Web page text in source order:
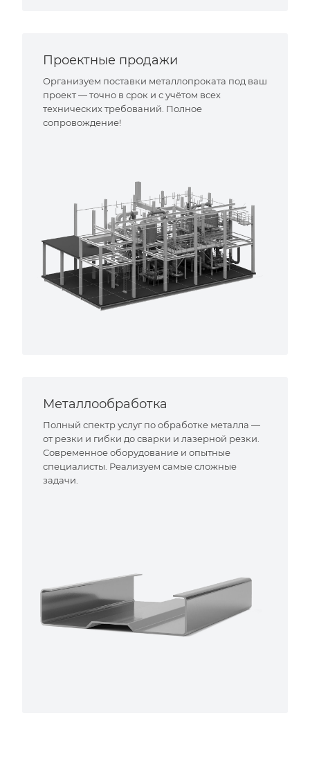
Проектные продажи
Организуем поставки металлопроката под ваш
проект — точно в срок и с учётом всех
технических требований. Полное
сопровождение!
Металлообработка
Полный спектр услуг по обработке металла —
от резки и гибки до сварки и лазерной резки.
Современное оборудование и опытные
специалисты. Реализуем самые сложные
задачи.